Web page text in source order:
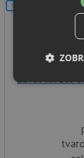
V SETU
Laveo RIVECO